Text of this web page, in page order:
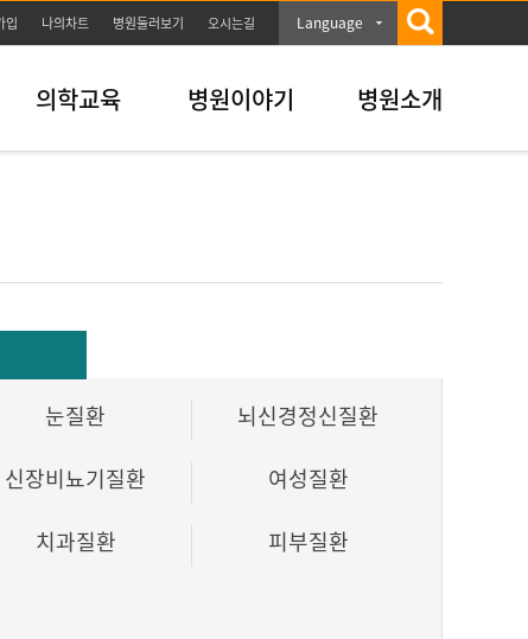
입 나의차트 병원둘러보기 오시는길 Language
의학교육 병원이야기 병원소개
눈질환
뇌신경정신질환
신장비뇨기질환
여성질환
치과질환
피부질환